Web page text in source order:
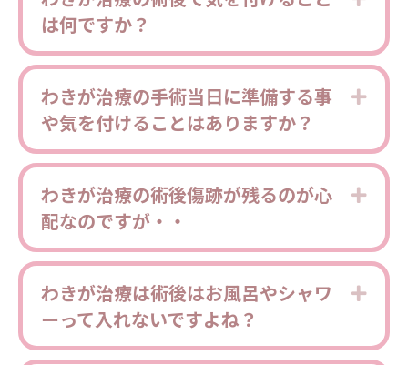
は何ですか？
わきが治療の手術当日に準備する事
や気を付けることはありますか？
わきが治療の術後傷跡が残るのが心
配なのですが・・
わきが治療は術後はお風呂やシャワ
ーって入れないですよね？